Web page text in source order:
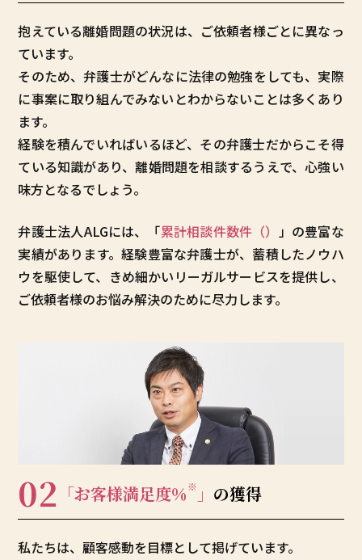
抱えている離婚問題の状況は、ご依頼者様ごとに異なっ
ています。
そのため、弁護士がどんなに法律の勉強をしても、実際
に事案に取り組んでみないとわからないことは多くあり
ます。
経験を積んでいればいるほど、その弁護士だからこそ得
ている知識があり、離婚問題を相談するうえで、心強い
味方となるでしょう。
弁護士法人ALGには、「累計相談件数件（） 」の豊富な
実績があります。経験豊富な弁護士が、蓄積したノウハ
ウを駆使して、きめ細かいリーガルサービスを提供し、
ご依頼者様のお悩み解決のために尽力します。
02 「お客様満足度％※ 」 の獲得
私たちは、顧客感動を目標として掲げています。